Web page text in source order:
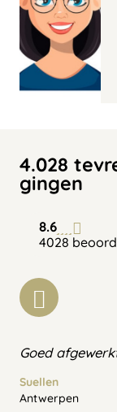
4.028
gingen
8.6
4028
Goed
Suellen
Antwerpen